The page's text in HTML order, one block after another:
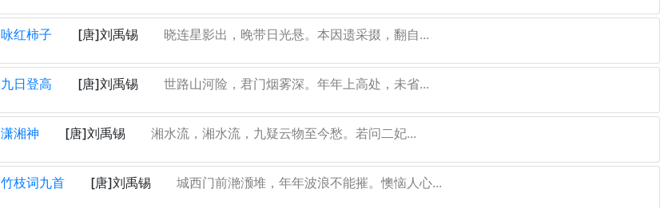
咏红柿子 [唐]刘禹锡 晓连星影出，晚带日光悬。本因遗采掇，翻自...
九日登高 [唐]刘禹锡 世路山河险，君门烟雾深。年年上高处，未省...
潇湘神 [唐]刘禹锡 湘水流，湘水流，九疑云物至今愁。若问二妃...
竹枝词九首 [唐]刘禹锡 城西门前滟滪堆，年年波浪不能摧。懊恼人心...